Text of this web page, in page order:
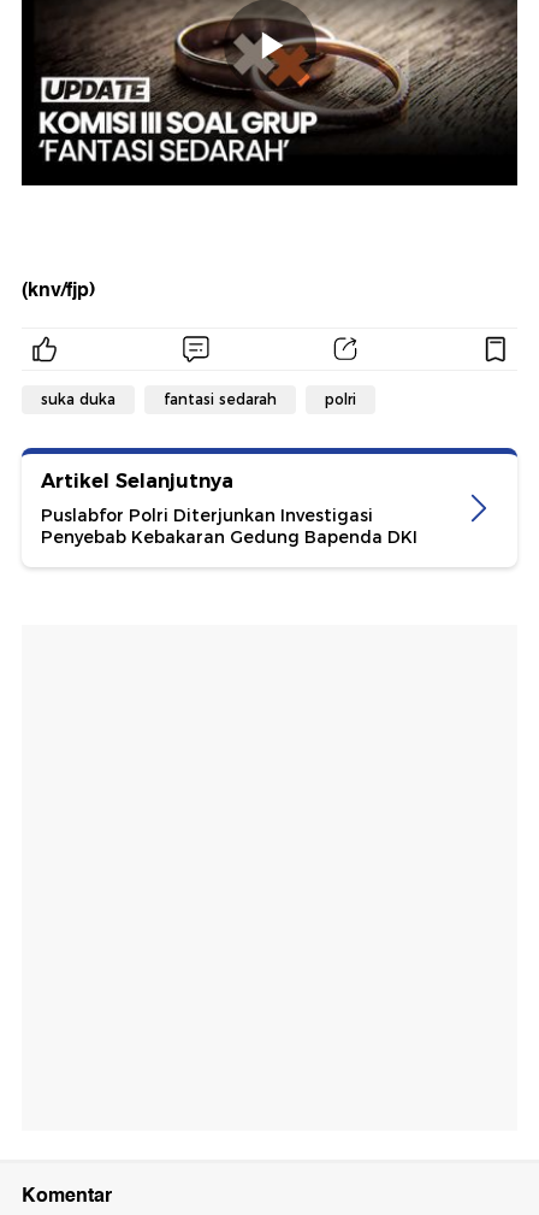
(knv/fjp)
suka duka fantasi sedarah polri
Artikel Selanjutnya
Puslabfor Polri Diterjunkan Investigasi
Penyebab Kebakaran Gedung Bapenda DKI